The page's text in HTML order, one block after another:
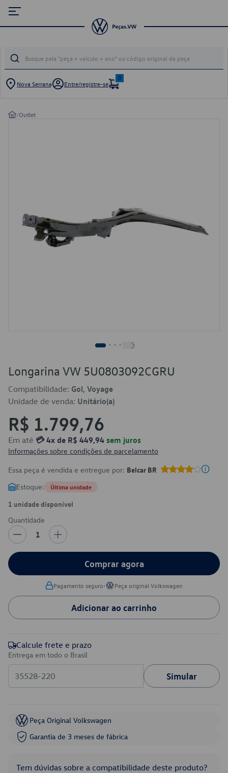
Nova Serrana Entre/registre-se
0
/Outlet
Longarina VW 5U0803092CGRU
Compatibilidade: Gol, Voyage
Unidade de venda: Unitário(a)
R$ 1.799,76
Em até 💳 4x de R$ 449,94 sem juros
Informações sobre condições de parcelamento
Essa peça é vendida e entregue por: Belcar BR
Estoque: Última unidade
1 unidade disponível
Quantidade
1
Comprar agora
Pagamento seguro• Peça original Volkswagen
Adicionar ao carrinho
Calcule frete e prazo
Entrega em todo o Brasil
Simular
Peça Original Volkswagen
Garantia de 3 meses de fábrica
Tem dúvidas sobre a compatibilidade deste produto?